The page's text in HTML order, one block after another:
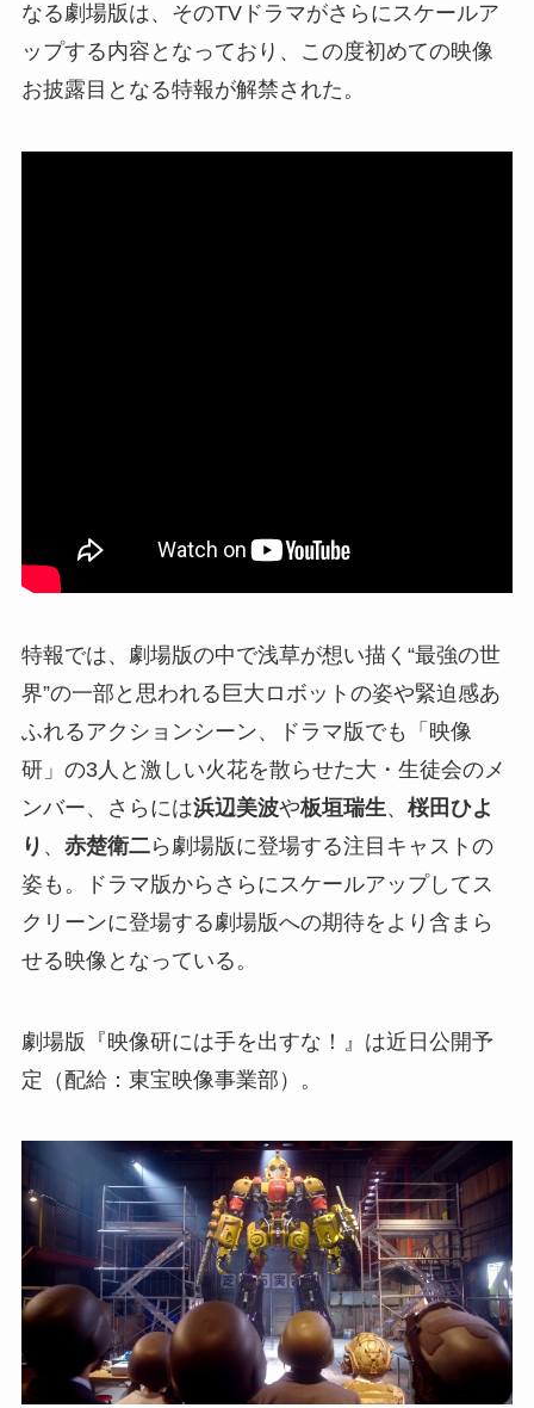
なる劇場版は、そのTVドラマがさらにスケールア
ップする内容となっており、この度初めての映像
お披露目となる特報が解禁された。
特報では、劇場版の中で浅草が想い描く“最強の世
界”の一部と思われる巨大ロボットの姿や緊迫感あ
ふれるアクションシーン、ドラマ版でも「映像
研」の3人と激しい火花を散らせた大・生徒会のメ
ンバー、さらには浜辺美波や板垣瑞生、 桜田ひよ
り 、 赤楚衛二ら劇場版に登場する注目キャストの
姿も。ドラマ版からさらにスケールアップしてス
クリーンに登場する劇場版への期待をより含まら
せる映像となっている。
劇場版『映像研には手を出すな！』は近日公開予
定（配給：東宝映像事業部）。